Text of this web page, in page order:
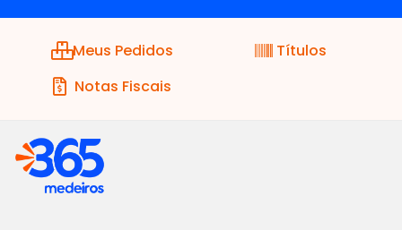
Meus Pedidos
Títulos
Notas Fiscais